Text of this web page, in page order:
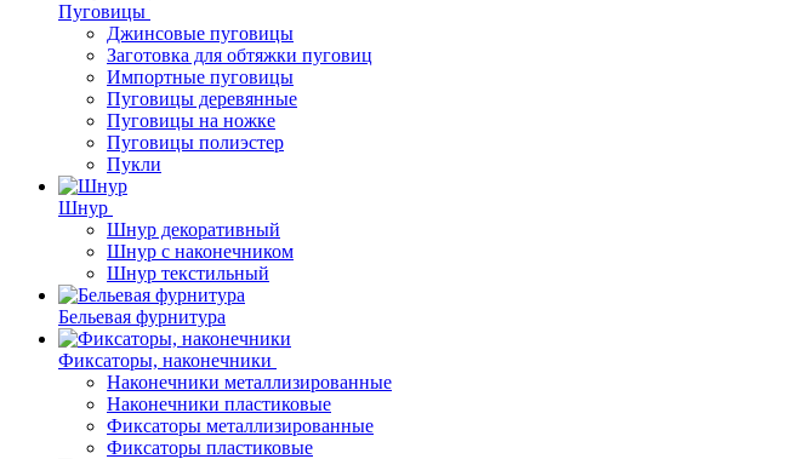
Пуговицы
Джинсовые пуговицы
Заготовка для обтяжки пуговиц
Импортные пуговицы
Пуговицы деревянные
Пуговицы на ножке
Пуговицы полиэстер
Пукли
Шнур
Шнур декоративный
Шнур с наконечником
Шнур текстильный
Бельевая фурнитура
Фиксаторы, наконечники
Наконечники металлизированные
Наконечники пластиковые
Фиксаторы металлизированные
Фиксаторы пластиковые